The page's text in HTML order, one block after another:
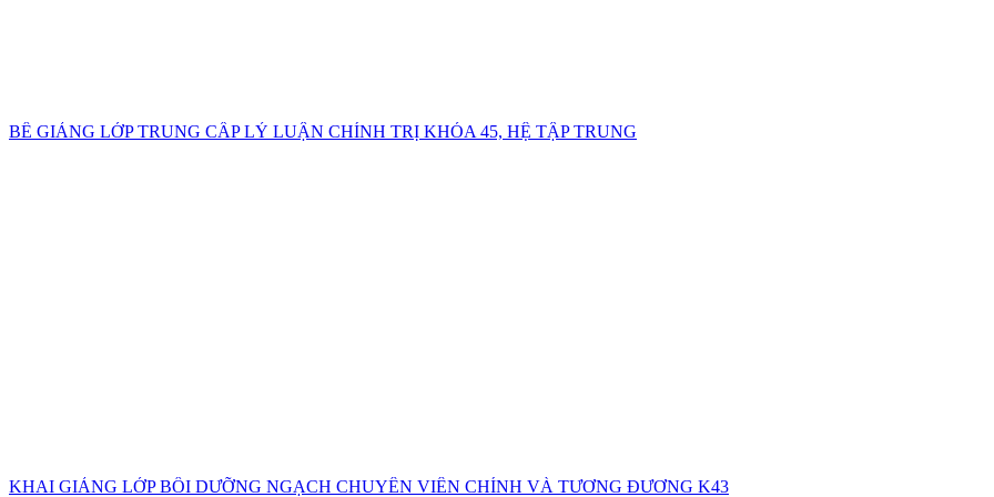
BẾ GIẢNG LỚP TRUNG CẤP LÝ LUẬN CHÍNH TRỊ KHÓA 45, HỆ TẬP TRUNG
KHAI GIẢNG LỚP BỒI DƯỠNG NGẠCH CHUYÊN VIÊN CHÍNH VÀ TƯƠNG ĐƯƠNG K43